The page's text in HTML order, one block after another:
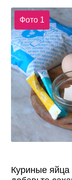
Фото 1
Куриные яйца